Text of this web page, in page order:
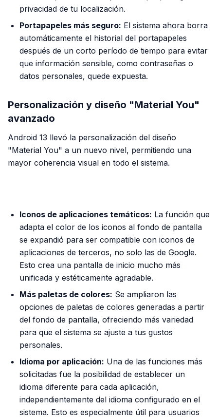
privacidad de tu localización.
Portapapeles más seguro: El sistema ahora borra
automáticamente el historial del portapapeles
después de un corto período de tiempo para evitar
que información sensible, como contraseñas o
datos personales, quede expuesta.
Personalización y diseño "Material You"
avanzado
Android 13 llevó la personalización del diseño
"Material You" a un nuevo nivel, permitiendo una
mayor coherencia visual en todo el sistema.
Iconos de aplicaciones temáticos: La función que
adapta el color de los iconos al fondo de pantalla
se expandió para ser compatible con iconos de
aplicaciones de terceros, no solo las de Google.
Esto crea una pantalla de inicio mucho más
unificada y estéticamente agradable.
Más paletas de colores: Se ampliaron las
opciones de paletas de colores generadas a partir
del fondo de pantalla, ofreciendo más variedad
para que el sistema se ajuste a tus gustos
personales.
Idioma por aplicación: Una de las funciones más
solicitadas fue la posibilidad de establecer un
idioma diferente para cada aplicación,
independientemente del idioma configurado en el
sistema. Esto es especialmente útil para usuarios